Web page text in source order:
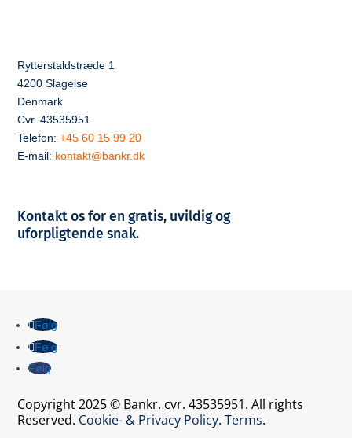
Rytterstaldstræde 1
4200 Slagelse
Denmark
Cvr. 43535951
Telefon:+45 60 15 99 20
E-mail: kontakt@bankr.dk
Kontakt os for en gratis, uvildig og
uforpligtende snak.
Copyright 2025 © Bankr. cvr. 43535951. All rights
Reserved. Cookie- & Privacy Policy.Terms.
Følg
Følg
Følg